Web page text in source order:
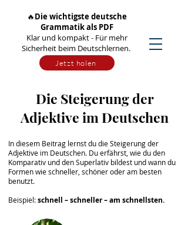
🔥Die wichtigste deutsche
Grammatik als PDF
Klar und kompakt - Für mehr
Sicherheit beim Deutschlernen.
Jetzt holen
Die Steigerung der
Adjektive im Deutschen
In diesem Beitrag lernst du die Steigerung der
Adjektive im Deutschen. Du erfährst, wie du den
Komparativ und den Superlativ bildest und wann du
Formen wie schneller, schöner oder am besten
benutzt.
Beispiel:schnell – schneller – am schnellsten.